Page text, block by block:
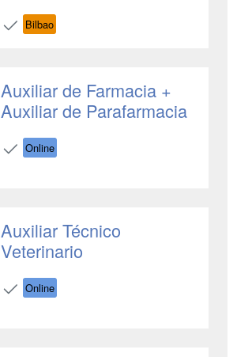
Bilbao
Auxiliar de Farmacia +
Auxiliar de Parafarmacia
Online
Auxiliar Técnico
Veterinario
Online